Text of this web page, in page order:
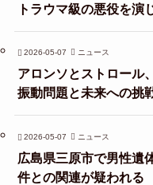
トラウマ級の悪役を演
2026-05-07 ニュース
アロンソとストロール
振動問題と未来への挑
2026-05-07 ニュース
広島県三原市で男性遺
件との関連が疑われる